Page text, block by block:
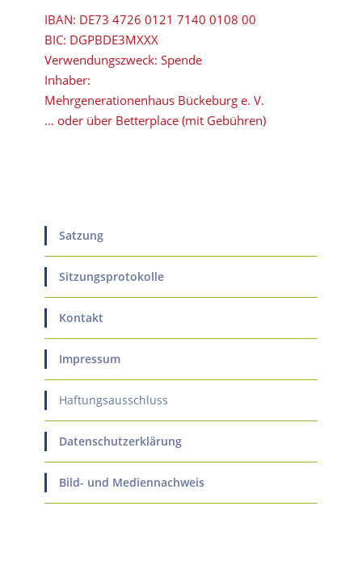
IBAN: DE73 4726 0121 7140 0108 00
BIC: DGPBDE3MXXX
Verwendungszweck: Spende
Inhaber:
Mehrgenerationenhaus Bückeburg e. V.
… oder über Betterplace (mit Gebühren)
Satzung
Sitzungsprotokolle
Kontakt
Impressum
Haftungsausschluss
Datenschutzerklärung
Bild- und Mediennachweis